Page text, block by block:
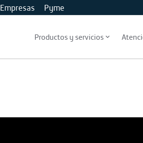
Empresas Pyme
Productos y servicios